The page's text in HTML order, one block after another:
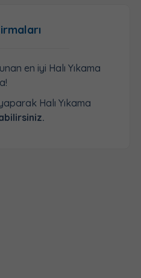
en iyi Halı Yıkama
Halı Yıkama